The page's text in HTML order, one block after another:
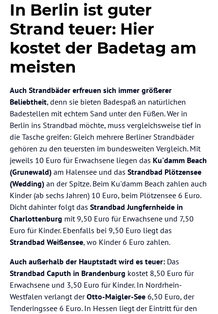
In Berlin ist guter
Strand teuer: Hier
kostet der Badetag am
meisten
Auch Strandbäder erfreuen sich immer größerer
Beliebtheit, denn sie bieten Badespaß an natürlichen
Badestellen mit echtem Sand unter den Füßen. Wer in
Berlin ins Strandbad möchte, muss vergleichsweise tief in
die Tasche greifen: Gleich mehrere Berliner Strandbäder
gehören zu den teuersten im bundesweiten Vergleich. Mit
jeweils 10 Euro für Erwachsene liegen das Ku'damm Beach
(Grunewald) am Halensee und das Strandbad Plötzensee
(Wedding) an der Spitze. Beim Ku'damm Beach zahlen auch
Kinder (ab sechs Jahren) 10 Euro, beim Plötzensee 6 Euro.
Dicht dahinter folgt das Strandbad Jungfernheide in
Charlottenburg mit 9,50 Euro für Erwachsene und 7,50
Euro für Kinder. Ebenfalls bei 9,50 Euro liegt das
Strandbad Weißensee, wo Kinder 6 Euro zahlen.
Auch außerhalb der Hauptstadt wird es teuer: Das
Strandbad Caputh in Brandenburg kostet 8,50 Euro für
Erwachsene und 3,50 Euro für Kinder. In Nordrhein-
Westfalen verlangt derOtto-Maigler-See 6,50 Euro, der
Tenderingssee 6 Euro. In Hessen liegt der Eintritt für den